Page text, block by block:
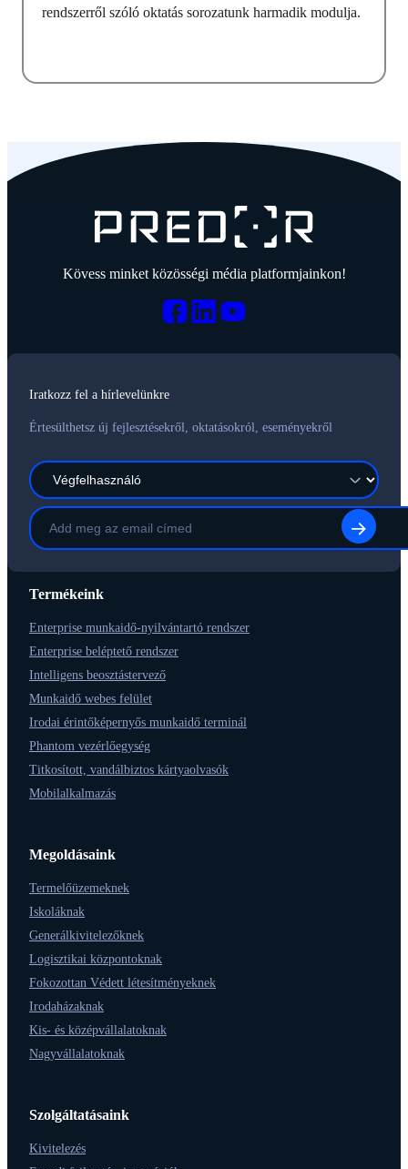
rendszerről szóló oktatás sorozatunk harmadik modulja.
Kövess minket közösségi média platformjainkon!
Termékeink
Enterprise munkaidő-nyilvántartó rendszer
Enterprise beléptető rendszer
Intelligens beosztástervező
Munkaidő webes felület
Irodai érintőképernyős munkaidő terminál
Phantom vezérlőegység
Titkosított, vandálbiztos kártyaolvasók
Mobilalkalmazás
Megoldásaink
Termelőüzemeknek
Iskoláknak
Generálkivitelezőknek
Logisztikai központoknak
Fokozottan Védett létesítményeknek
Irodaházaknak
Kis- és középvállalatoknak
Nagyvállalatoknak
Szolgáltatásaink
Kivitelezés
Iratkozz fel a hírlevelünkre
Értesülthetsz új fejlesztésekről, oktatásokról, eseményekről